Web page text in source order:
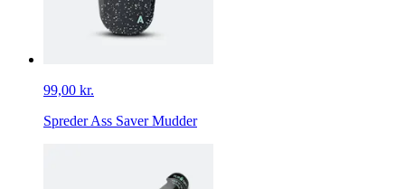
99,00 kr.
Spreder Ass Saver Mudder